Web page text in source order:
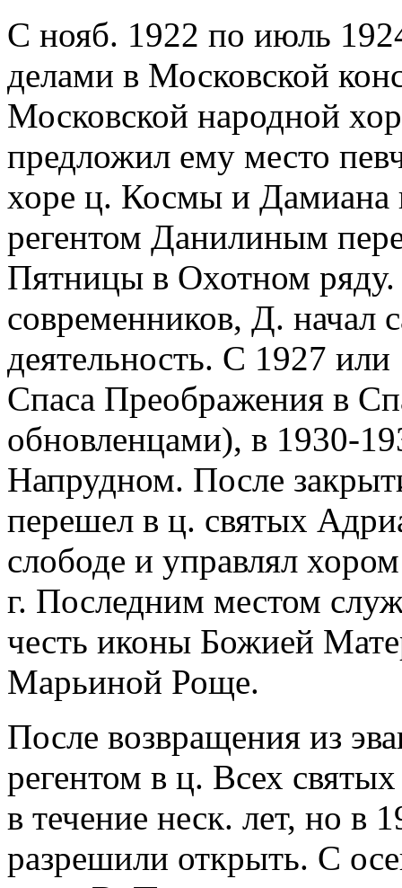
С нояб. 1922 по июль
делами в Московской
Московской народной
предложил ему место
хоре ц. Космы и Дамиана
регентом Данилиным
Пятницы в Охотном
современников, Д. начал
деятельность. С 1927
Спаса Преображения в
обновленцами), в 1930-
Напрудном. После
перешел в ц. святых
слободе и управлял
г. Последним местом
честь иконы Божией
Марьиной Роще.
После возвращения из
регентом в ц. Всех
в течение неск. лет, но в
разрешили открыть. С